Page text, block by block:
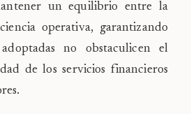
un equilibrio entre la
operativa, garantizando
no obstaculicen el
de los servicios financieros